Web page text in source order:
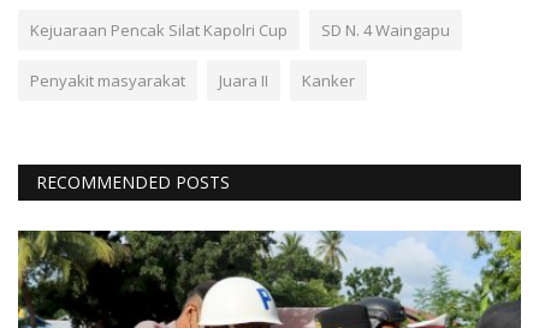
Kejuaraan Pencak Silat Kapolri Cup SD N. 4 Waingapu
Penyakit masyarakat Juara II Kanker
RECOMMENDED POSTS